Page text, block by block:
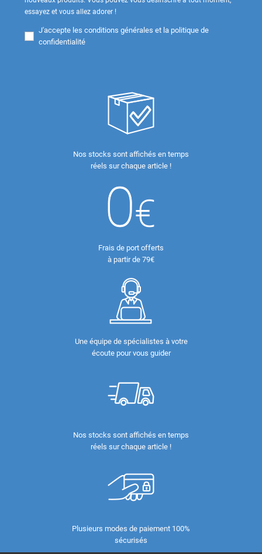
essayez et vous allez adorer !
J'accepte les conditions générales et la politique de
confidentialité
Nos stocks sont affichés en temps
réels sur chaque article !
Frais de port offerts
à partir de 79€
Une équipe de spécialistes à votre
écoute pour vous guider
Nos stocks sont affichés en temps
réels sur chaque article !
Plusieurs modes de paiement 100%
sécurisés